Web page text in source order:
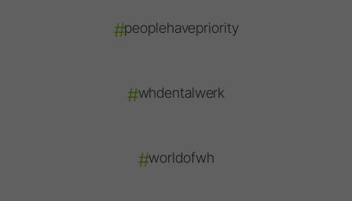
#peoplehavepriority
#whdentalwerk
#worldofwh